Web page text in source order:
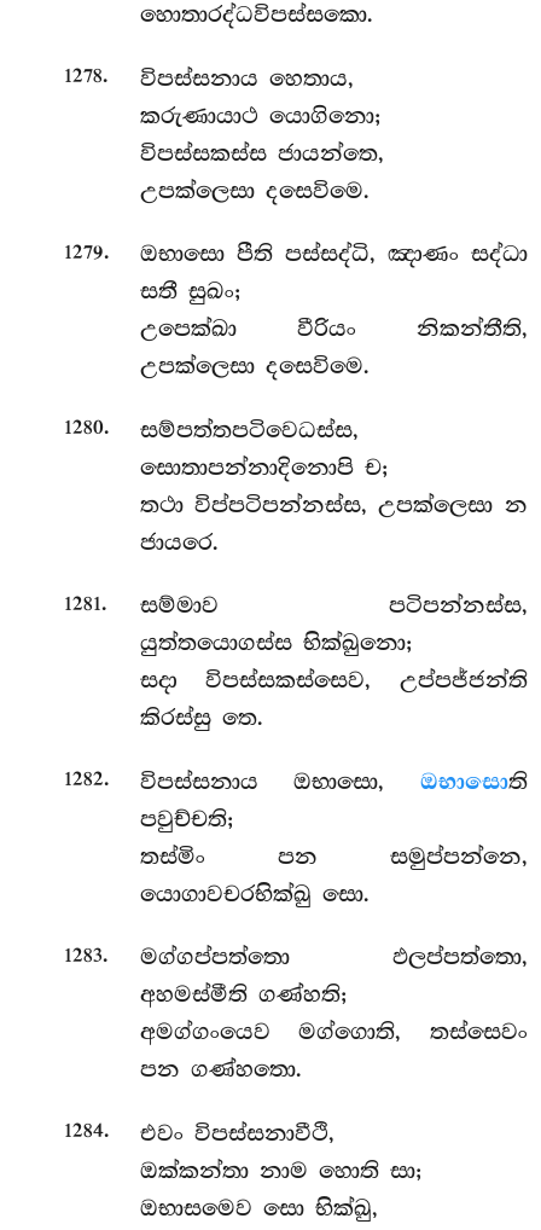
හොතාරද්ධවිපස්සකො.
1278.
විපස්සනාය හෙතාය,
කරුණායාථ යොගිනො;
විපස්සකස්ස ජායන්තෙ,
උපක්ලෙසා දසෙවිමෙ.
1279.
ඔභාසො පීති පස්සද්ධි, ඤාණං සද්ධා
සතී සුඛං;
උපෙක්ඛා වීරියං නිකන්තීති,
උපක්ලෙසා දසෙවිමෙ.
1280.
සම්පත්තපටිවෙධස්ස,
සොතාපන්නාදිනොපි ච;
තථා විප්පටිපන්නස්ස, උපක්ලෙසා න
ජායරෙ.
1281.
සම්මාව පටිපන්නස්ස,
යුත්තයොගස්ස භික්ඛුනො;
සදා විපස්සකස්සෙව, උප්පජ්ජන්ති
කිරස්සු තෙ.
1282. විපස්සනාය ඔභාසො, ඔභාසොති
පවුච්චති;
තස්මිං පන සමුප්පන්නෙ,
යොගාවචරභික්ඛු සො.
1283.
මග්ගප්පත්තො ඵලප්පත්තො,
අහමස්මීති ගණ්හති;
අමග්ගංයෙව මග්ගොති, තස්සෙවං
පන ගණ්හතො.
1284. එවං විපස්සනාවීථි,
ඔක්කන්තා නාම හොති සා;
ඔභාසමෙව සො භික්ඛු,